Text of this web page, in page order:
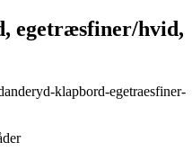
egetræsfiner/hvid,
klapbord-egetraesfiner-